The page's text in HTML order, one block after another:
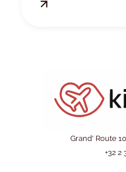
Grand' Route
+32 2